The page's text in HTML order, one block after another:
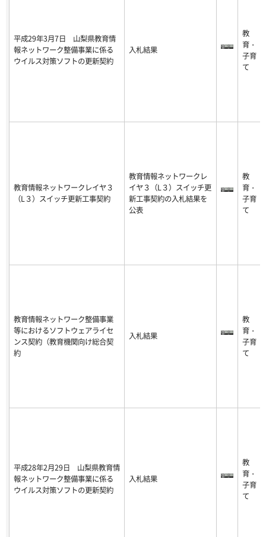
平成29年3月7日 山梨県教育情
報ネットワーク整備事業に係る
ウイルス対策ソフトの更新契約
入札結果
教
育・
子育
て
教育情報ネットワークレイヤ３
（L３）スイッチ更新工事契約
教育情報ネットワークレ
イヤ３（L３）スイッチ更
新工事契約の入札結果を
公表
教
育・
子育
て
教育情報ネットワーク整備事業
等におけるソフトウェアライセ
ンス契約（教育機関向け総合契
約
入札結果
教
育・
子育
て
平成28年2月29日 山梨県教育情
報ネットワーク整備事業に係る
ウイルス対策ソフトの更新契約
入札結果
教
育・
子育
て